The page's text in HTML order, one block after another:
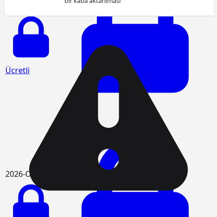
Ücretli
Ücretli
2026-Ocak